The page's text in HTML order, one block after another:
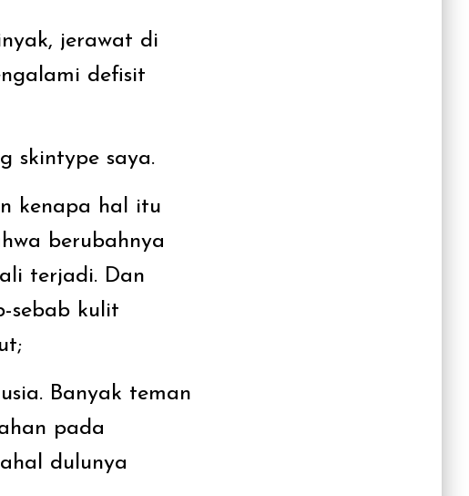
jerawat di
defisit
skintype saya.
kenapa hal itu
berubahnya
terjadi. Dan
sebab kulit
Banyak teman
pada
dulunya